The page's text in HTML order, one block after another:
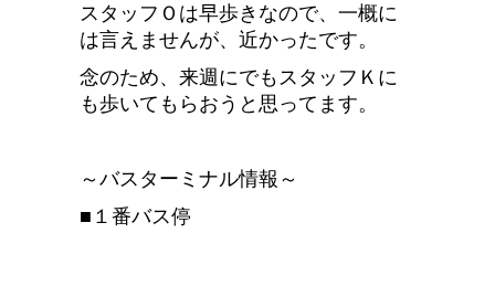
スタッフＯは早歩きなので、一概に
は言えませんが、近かったです。
念のため、来週にでもスタッフＫに
も歩いてもらおうと思ってます。
～バスターミナル情報～
■１番バス停